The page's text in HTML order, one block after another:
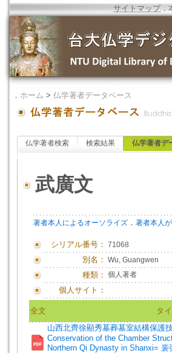
サイトマップ．
． ホーム > 仏学著者データベース
仏学著者検索 検索結果 仏学著者デ
武廣文
著者本人によるオーソライズ ． 著者本人
シリアル番号： 71068
別名： Wu, Guangwen
種類： 個人著者
個人サイト：
全文
タ
山西北齊徐顯秀墓葬墓室結構保護
Conservation of the Chamber
Northern Qi Dynasty in Shanxi=